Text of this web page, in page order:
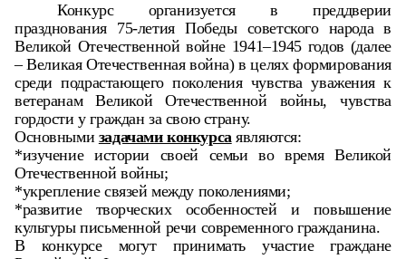
Конкурс организуется в преддверии
празднования 75-летия Победы советского народа в
Великой Отечественной войне 1941–1945 годов (далее
– Великая Отечественная война) в целях формирования
среди подрастающего поколения чувства уважения к
ветеранам Великой Отечественной войны, чувства
гордости у граждан за свою страну.
Основными задачами конкурсаявляются:
*изучение истории своей семьи во время Великой
Отечественной войны;
*укрепление связей между поколениями;
*развитие творческих особенностей и повышение
культуры письменной речи современного гражданина.
В конкурсе могут принимать участие граждане